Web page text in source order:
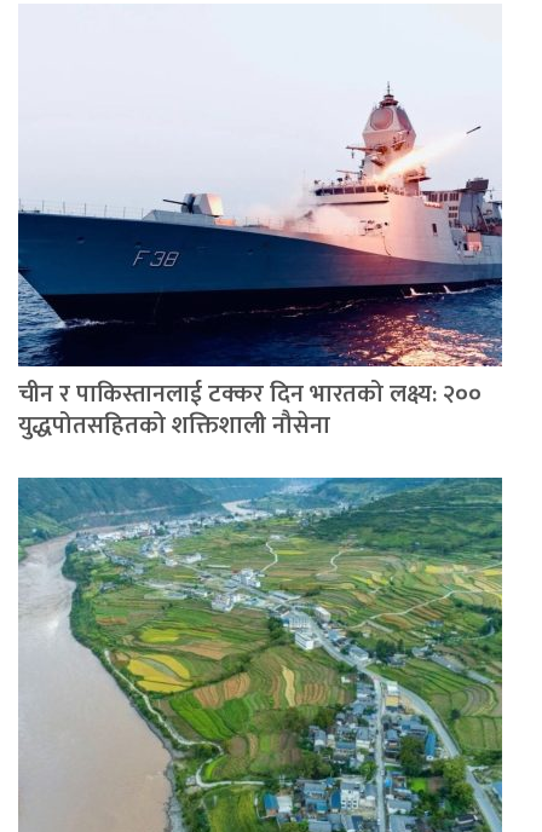
चीन र पाकिस्तानलाई टक्कर दिन भारतको लक्ष्य: २००
युद्धपोतसहितको शक्तिशाली नौसेना